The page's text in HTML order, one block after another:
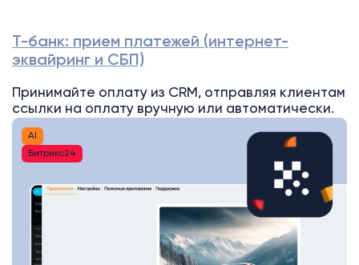
Т-банк: прием платежей (интернет-
эквайринг и СБП)
Принимайте оплату из CRM, отправляя клиентам
ссылки на оплату вручную или автоматически.
AI
Битрикс24